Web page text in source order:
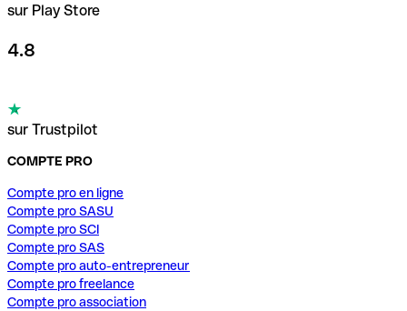
sur Play Store
4.8
sur Trustpilot
COMPTE PRO
Compte pro en ligne
Compte pro SASU
Compte pro SCI
Compte pro SAS
Compte pro auto-entrepreneur
Compte pro freelance
Compte pro association